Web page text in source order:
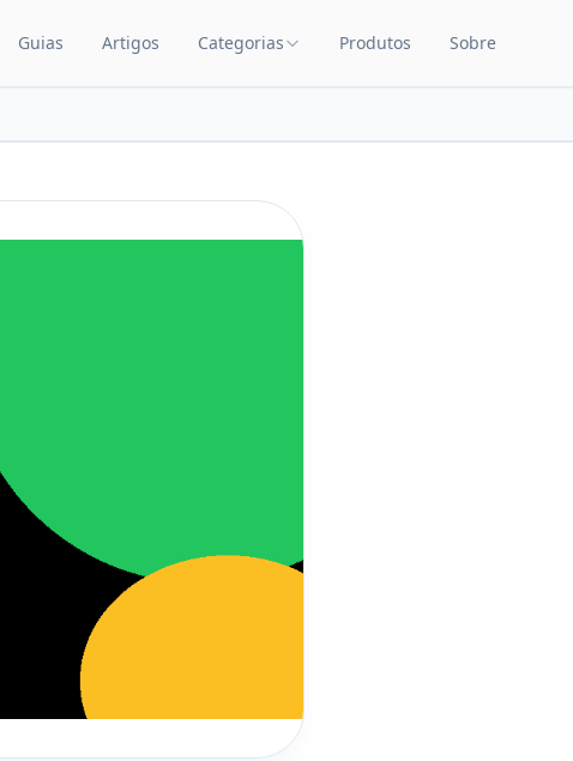
Guias Artigos Categorias
Carrinhos de Bebê
Amamentação
Produtos Sobre